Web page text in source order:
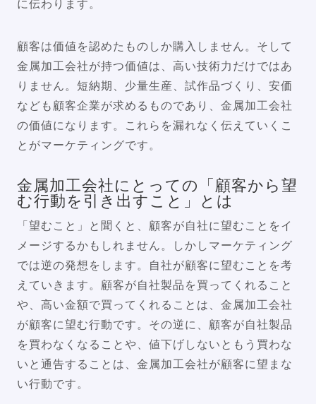
に伝わります。
顧客は価値を認めたものしか購入しません。そして
金属加工会社が持つ価値は、高い技術力だけではあ
りません。短納期、少量生産、試作品づくり、安価
なども顧客企業が求めるものであり、金属加工会社
の価値になります。これらを漏れなく伝えていくこ
とがマーケティングです。
金属加工会社にとっての「顧客から望
む行動を引き出すこと」とは
「望むこと」と聞くと、顧客が自社に望むことをイ
メージするかもしれません。しかしマーケティング
では逆の発想をします。自社が顧客に望むことを考
えていきます。顧客が自社製品を買ってくれること
や、高い金額で買ってくれることは、金属加工会社
が顧客に望む行動です。その逆に、顧客が自社製品
を買わなくなることや、値下げしないともう買わな
いと通告することは、金属加工会社が顧客に望まな
い行動です。